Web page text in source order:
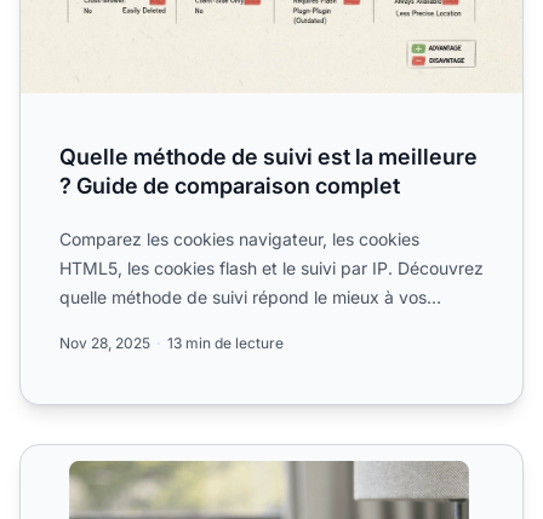
Quelle méthode de suivi est la meilleure
? Guide de comparaison complet
Comparez les cookies navigateur, les cookies
HTML5, les cookies flash et le suivi par IP. Découvrez
quelle méthode de suivi répond le mieux à vos
Nov 28, 2025 13 min de lecture
Suivi des cookies